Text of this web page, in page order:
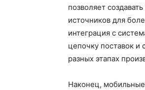
позволяет
источников для
интеграция с
цепочку поставок и
разных этапах
Наконец,